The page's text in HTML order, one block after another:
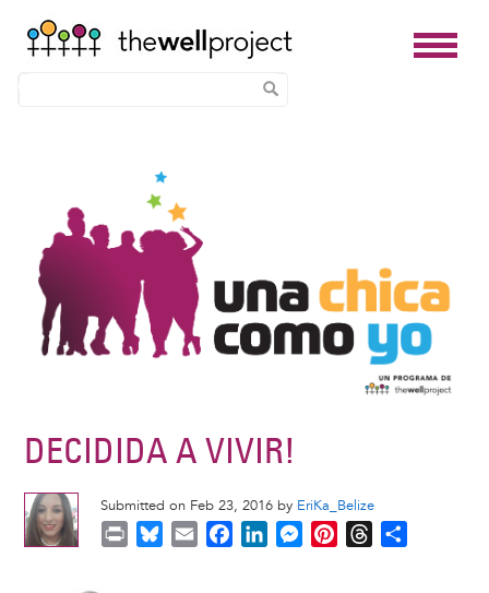
DECIDIDA A VIVIR!
Submitted on Feb 23, 2016 by EriKa_Belize
M